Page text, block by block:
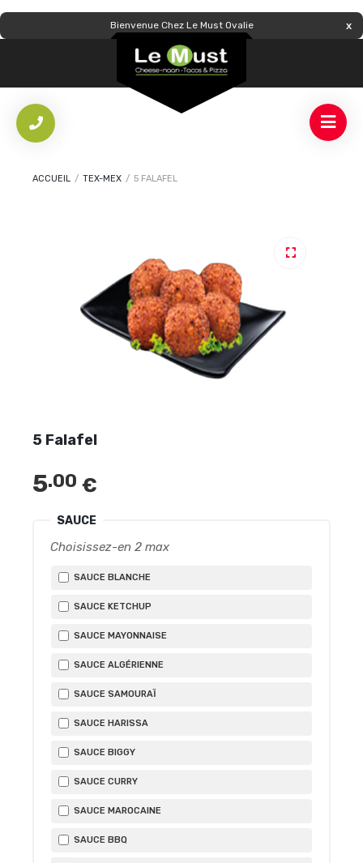
Bienvenue Chez Le Must Ovalie
ACCUEIL / TEX-MEX / 5 FALAFEL
5 Falafel
5.00 €
SAUCE
Choisissez-en 2 max
SAUCE BLANCHE
SAUCE KETCHUP
SAUCE MAYONNAISE
SAUCE ALGÉRIENNE
SAUCE SAMOURAÏ
SAUCE HARISSA
SAUCE BIGGY
SAUCE CURRY
SAUCE MAROCAINE
SAUCE BBQ